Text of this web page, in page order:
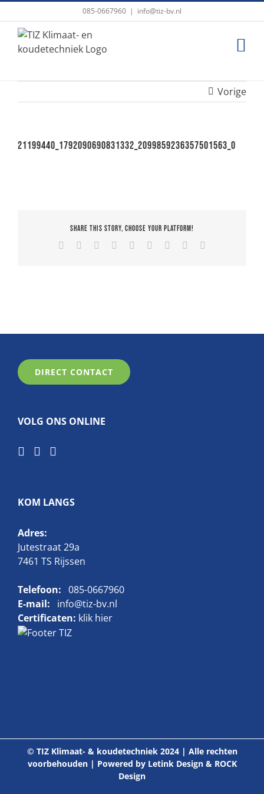
inhoud
085-0667960 | info@tiz-bv.nl
Vorige
21199440_1792090690831332_2099859236357501563_o
Share This Story, Choose Your Platform!
Facebook Reddit LinkedInWhatsApp
TumblrPinterest
DIRECT CONTACT
VOLG ONS ONLINE
KOM LANGS
Adres:
Jutestraat 29a
7461 TS Rijssen
Telefoon: 085-0667960
E-mail:
info@tiz-bv.nl
Certificaten: klik hier
© TIZ Klimaat- & koudetechniek 2024 | Alle rechten
voorbehouden | Powered by Letink Design& ROCK
Design